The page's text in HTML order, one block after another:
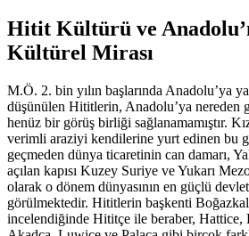
Hitit Kültürü ve
Kültürel Mirası
M.Ö. 2. bin yılın başlarında Anadolu’ya
düşünülen Hititlerin, Anadolu’ya nereden
henüz bir görüş birliği sağlanamamıştır.
verimli araziyi kendilerine yurt edinen bu
geçmeden dünya ticaretinin can damarı,
açılan kapısı Kuzey Suriye ve Yukarı
olarak o dönem dünyasının en güçlü
görülmektedir. Hititlerin başkenti
incelendiğinde Hititçe ile beraber, Hattice,